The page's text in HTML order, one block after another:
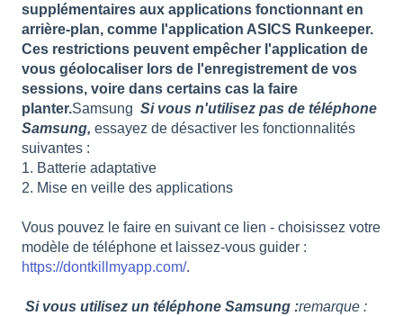
supplémentaires aux applications fonctionnant en
arrière-plan, comme l'application ASICS Runkeeper.
Ces restrictions peuvent empêcher l'application de
vous géolocaliser lors de l'enregistrement de vos
sessions, voire dans certains cas la faire
planter.Samsung Si vous n'utilisez pas de téléphone
Samsung, essayez de désactiver les fonctionnalités
suivantes :
1. Batterie adaptative
2. Mise en veille des applications
Vous pouvez le faire en suivant ce lien - choisissez votre
modèle de téléphone et laissez-vous guider :
https://dontkillmyapp.com/.
Si vous utilisez un téléphone Samsung :remarque :